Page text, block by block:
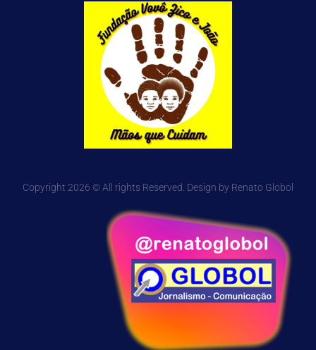
Copyright 2026 © All rights Reserved. Design by Renato Globol